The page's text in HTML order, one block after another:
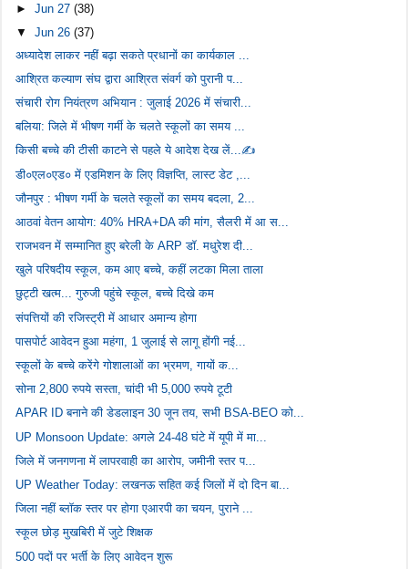
►Jun 27(38)
▼Jun 26(37)
अध्यादेश लाकर नहीं बढ़ा सकते प्रधानों का कार्यकाल ...
आश्रित कल्याण संघ द्वारा आश्रित संवर्ग को पुरानी प...
संचारी रोग नियंत्रण अभियान : जुलाई 2026 में संचारी...
बलिया: जिले में भीषण गर्मी के चलते स्कूलों का समय ...
किसी बच्चे की टीसी काटने से पहले ये आदेश देख लें...✍️
डी०एल०एड० में एडमिशन के लिए विज्ञप्ति, लास्ट डेट ,...
जौनपुर : भीषण गर्मी के चलते स्कूलों का समय बदला, 2...
आठवां वेतन आयोग: 40% HRA+DA की मांग, सैलरी में आ स...
राजभवन में सम्मानित हुए बरेली के ARP डॉ. मधुरेश दी...
खुले परिषदीय स्कूल, कम आए बच्चे, कहीं लटका मिला ताला
छुट्टी खत्म... गुरुजी पहुंचे स्कूल, बच्चे दिखे कम
संपत्तियों की रजिस्ट्री में आधार अमान्य होगा
पासपोर्ट आवेदन हुआ महंगा, 1 जुलाई से लागू होंगी नई...
स्कूलों के बच्चे करेंगे गोशालाओं का भ्रमण, गायों क...
सोना 2,800 रुपये सस्ता, चांदी भी 5,000 रुपये टूटी
APAR ID बनाने की डेडलाइन 30 जून तय, सभी BSA-BEO को...
UP Monsoon Update: अगले 24-48 घंटे में यूपी में मा...
जिले में जनगणना में लापरवाही का आरोप, जमीनी स्तर प...
UP Weather Today: लखनऊ सहित कई जिलों में दो दिन बा...
जिला नहीं ब्लॉक स्तर पर होगा एआरपी का चयन, पुराने ...
स्कूल छोड़ मुखबिरी में जुटे शिक्षक
500 पदों पर भर्ती के लिए आवेदन शुरू